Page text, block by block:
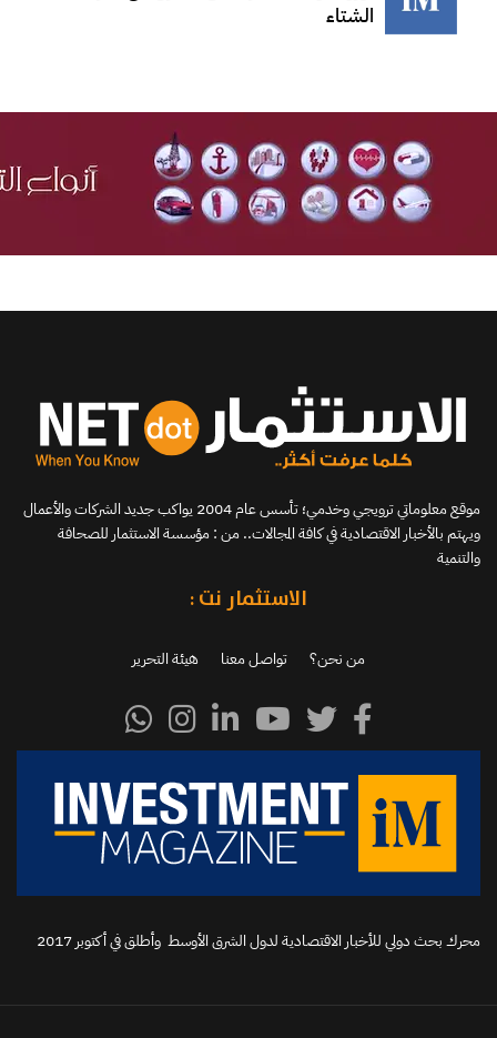
الشتاء
موقع معلوماتي ترويجي وخدمي؛ تأسس عام 2004 يواكب جديد الشركات والأعمال
ويهتم بالأخبار الاقتصادية في كافة المجالات.. من : مؤسسة الاستثمار للصحافة
والتنمية
الاستثمار نت :
من نحن؟ تواصل معنا هيئة التحرير
محرك بحث دولي للأخبار الاقتصادية لدول الشرق الأوسط وأطلق في أكتوبر 2017‬